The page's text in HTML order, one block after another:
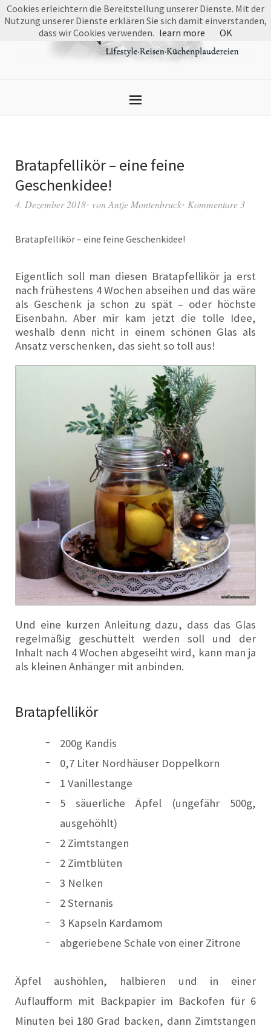
Bratapfellikör – eine feine
Geschenkidee!
4. Dezember 2018 vonAntje Montenbruck Kommentare 3
Bratapfellikör – eine feine Geschenkidee!
Eigentlich soll man diesen Bratapfellikör ja erst
nach frühestens 4 Wochen abseihen und das wäre
als Geschenk ja schon zu spät – oder höchste
Eisenbahn. Aber mir kam jetzt die tolle Idee,
weshalb denn nicht in einem schönen Glas als
Ansatz verschenken, das sieht so toll aus!
Und eine kurzen Anleitung dazu, dass das Glas
regelmäßig geschüttelt werden soll und der
Inhalt nach 4 Wochen abgeseiht wird, kann man ja
als kleinen Anhänger mit anbinden.
Bratapfellikör
200g Kandis
0,7 Liter Nordhäuser Doppelkorn
1 Vanillestange
5 säuerliche Äpfel (ungefähr 500g,
ausgehöhlt)
2 Zimtstangen
2 Zimtblüten
3 Nelken
2 Sternanis
3 Kapseln Kardamom
abgeriebene Schale von einer Zitrone
Äpfel aushöhlen, halbieren und in einer
Auflaufform mit Backpapier im Backofen für 6
Minuten bei 180 Grad backen, dann Zimtstangen
Cookies erleichtern die Bereitstellung unserer Dienste. Mit der
Nutzung unserer Dienste erklären Sie sich damit einverstanden,
dass wir Cookies verwenden. learn more OK